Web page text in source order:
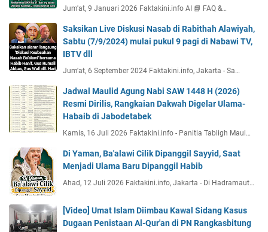
Jum'at, 9 Januari 2026 Faktakini.info AI 📘 FAQ &…
Saksikan Live Diskusi Nasab di Rabithah Alawiyah,
Sabtu (7/9/2024) mulai pukul 9 pagi di Nabawi TV,
IBTV dll
Jum'at, 6 September 2024 Faktakini.info, Jakarta - Sa…
Jadwal Maulid Agung Nabi SAW 1448 H (2026)
Resmi Dirilis, Rangkaian Dakwah Digelar Ulama-
Habaib di Jabodetabek
Kamis, 16 Juli 2026 Faktakini.info - Panitia Tabligh Maul…
Di Yaman, Ba'alawi Cilik Dipanggil Sayyid, Saat
Menjadi Ulama Baru Dipanggil Habib
Ahad, 12 Juli 2026 Faktakini.info, Jakarta - Di Hadramaut…
[Video] Umat Islam Diimbau Kawal Sidang Kasus
Dugaan Penistaan Al-Qur'an di PN Rangkasbitung